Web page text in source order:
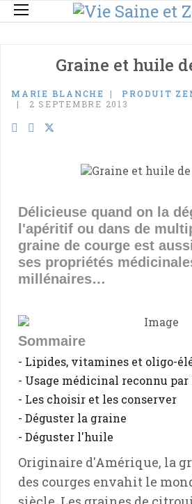
Graine et huile
MARIE BLANCHE
PRODUIT
2 SEPTEMBRE 2013
Délicieuse quand on la
l'apéritif ou dans de
graine de courge est
ses propriétés
millénaires…
Sommaire
- Lipides, vitamines et oligo-
- Usage médicinal reconnu par
- Les choisir et les conserver
- Déguster la graine
- Déguster l'huile
Originaire d'Amérique, la
des courges envahit le